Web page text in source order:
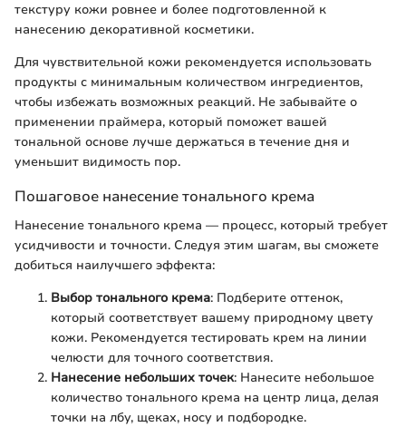
текстуру кожи ровнее и более подготовленной к
нанесению декоративной косметики.
Для чувствительной кожи рекомендуется использовать
продукты с минимальным количеством ингредиентов,
чтобы избежать возможных реакций. Не забывайте о
применении праймера, который поможет вашей
тональной основе лучше держаться в течение дня и
уменьшит видимость пор.
Пошаговое нанесение тонального крема
Нанесение тонального крема — процесс, который требует
усидчивости и точности. Следуя этим шагам, вы сможете
добиться наилучшего эффекта:
Выбор тонального крема: Подберите оттенок,
который соответствует вашему природному цвету
кожи. Рекомендуется тестировать крем на линии
челюсти для точного соответствия.
Нанесение небольших точек: Нанесите небольшое
количество тонального крема на центр лица, делая
точки на лбу, щеках, носу и подбородке.